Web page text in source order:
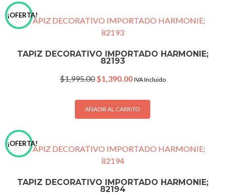
¡OFERTA!
TAPIZ DECORATIVO IMPORTADO HARMONIE;
82193
$1,995.00 Original
was:
$1,995.00.
$1,390.00Current
is:
$1,390.00.
IVA Incluido
AÑADIR AL CARRITO
¡OFERTA!
TAPIZ DECORATIVO IMPORTADO HARMONIE;
82194